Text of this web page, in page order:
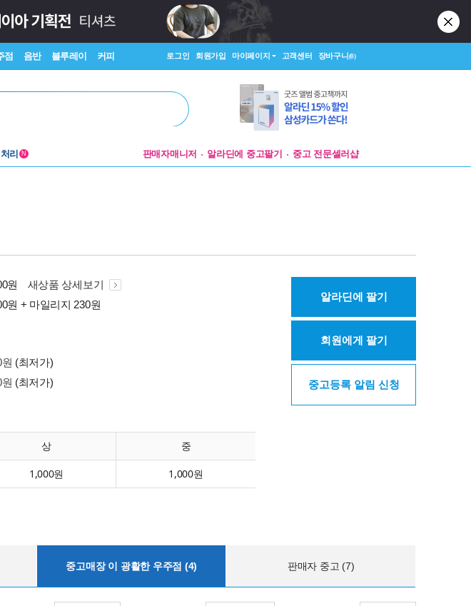
점 음반 블루레이 커피 로그인 회원가입 마이페이지 고객센터 장바구니(0)
처리N 판매자매니저 알라딘에 중고팔기 중고 전문셀러샵
원
새상품 상세보기
원 + 마일리지 230원
(최저가)
(최저가)
상 중
1,000원 1,000원
알라딘에 팔기
회원에게 팔기
중고등록 알림 신청
중고매장 이 광활한 우주점 (4) 판매자 중고 (7)